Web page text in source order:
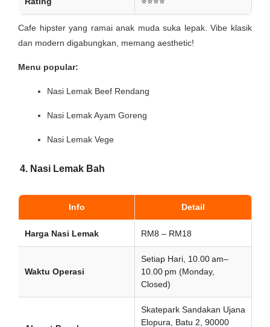
Cafe hipster yang ramai anak muda suka lepak. Vibe klasik
dan modern digabungkan, memang aesthetic!
Menu popular:
Nasi Lemak Beef Rendang
Nasi Lemak Ayam Goreng
Nasi Lemak Vege
4. Nasi Lemak Bah
Info Detail
Harga Nasi Lemak RM8 – RM18
Waktu Operasi
Setiap Hari, 10.00 am–
10.00 pm (Monday,
Closed)
Skatepark Sandakan Ujana
Elopura, Batu 2, 90000